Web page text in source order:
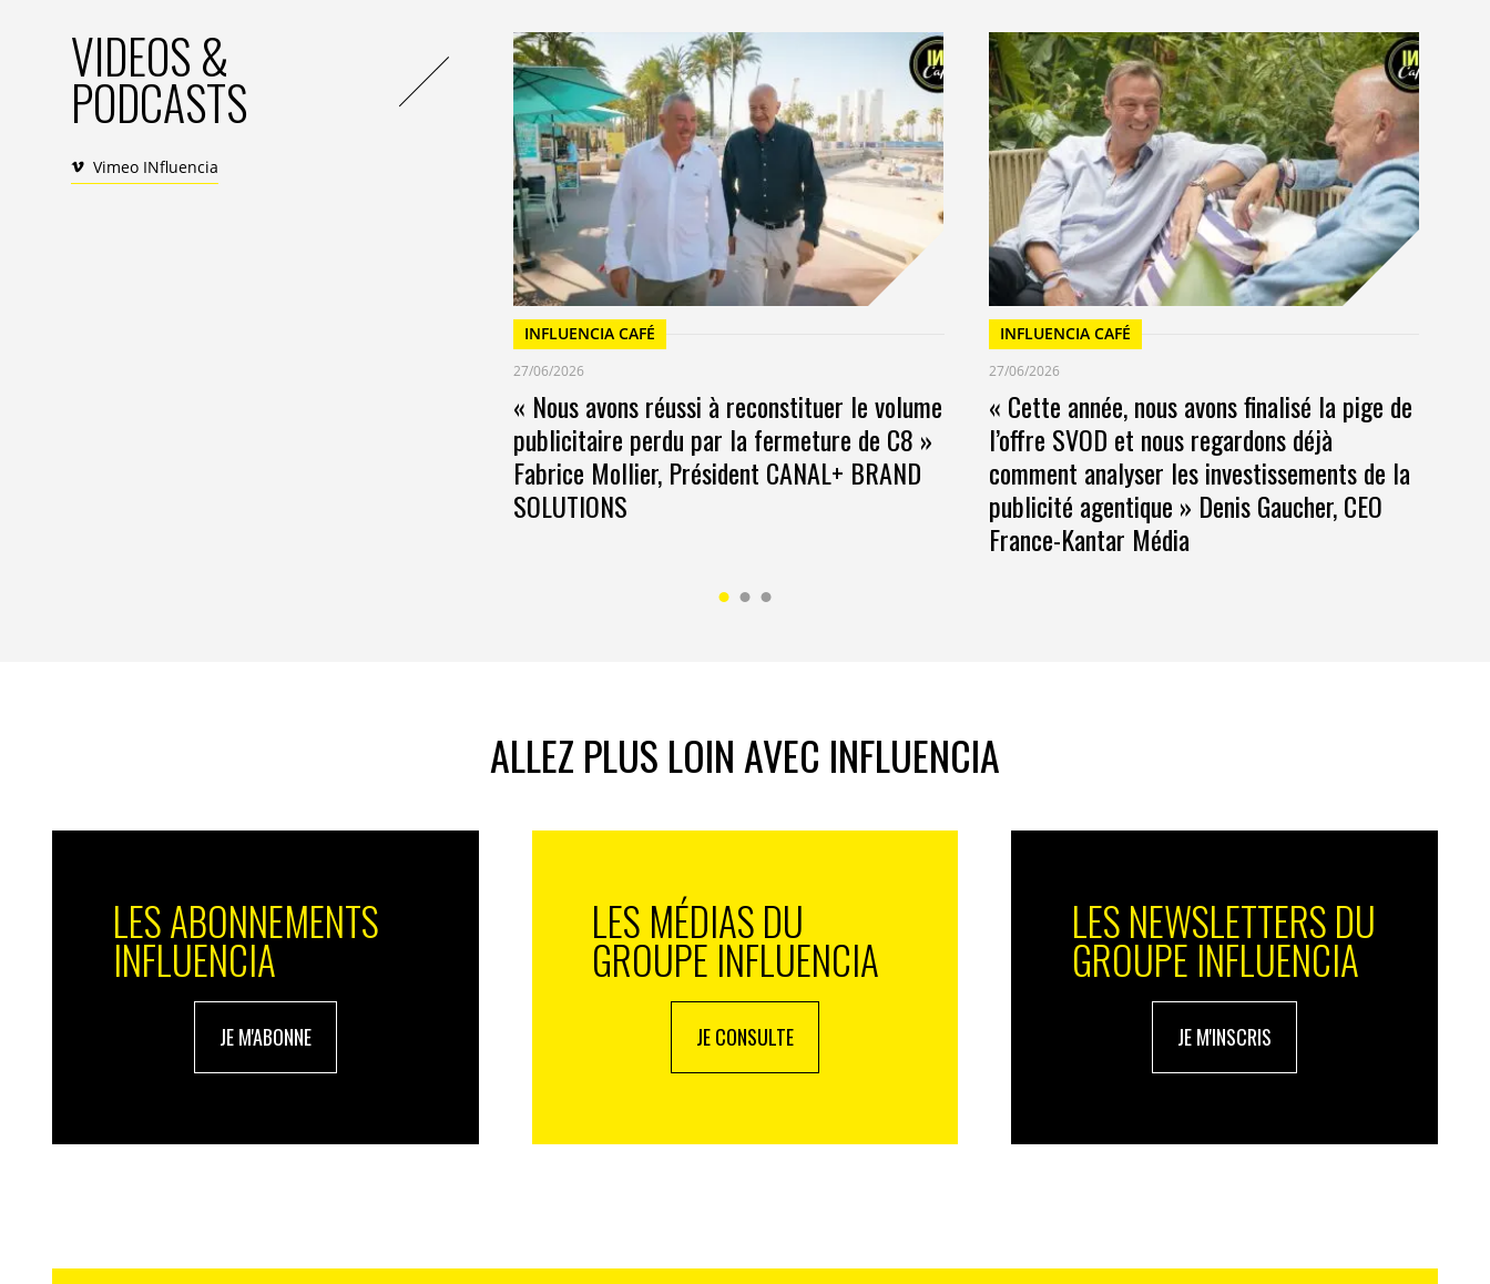
trente ans. Brillant !
Pour Mike McGuire, analyste IT chez la société de conseil Gartner, les produits proposés par F#
sont tout aussi intéressants pour les artistes et les maisons de disque. Ils leur procurent des
données précieuses sur ce qu’écoutent les consommateurs en fonction des régions, chaque
artiste étant enclin à programmer plus de concerts dans une zone géographique où sa
musique est plus populaire. « Je pense qu’on va voir les marques devenir créatives dans leur
interaction avec les gens. Si les artistes en retirent des bénéfices financiers sans avoir le
sentiment que leur intégrité a été spoliée, alors c’est du win-win », poursuit McGuire. Pour
juger de la véracité du propos, laissons le temps au temps comme disait Cervantes.
Benjamin Adler / @BenjaminAdlerLARubrique réalisée en partenariat avec ETO
One’s agit8 ou comment revendiquer en musique !
Votez pour votre son dans le March Music Madness de Gold’s Gym
VIDEOS &
PODCASTS
Vimeo INfluencia
INFLUENCIA CAFÉ
27/06/2026
« Nous avons réussi à reconstituer le volume
publicitaire perdu par la fermeture de C8 »
Fabrice Mollier, Président CANAL+ BRAND
SOLUTIONS
INFLUENCIA CAFÉ
27/06/2026
« Cette année, nous avons finalisé la pige de
l’offre SVOD et nous regardons déjà
comment analyser les investissements de la
publicité agentique » Denis Gaucher, CEO
France-Kantar Média
ALLEZ PLUS LOIN AVEC INFLUENCIA
LES ABONNEMENTS
INFLUENCIA
JE M'ABONNE
LES MÉDIAS DU
GROUPE INFLUENCIA
JE CONSULTE
LES NEWSLETTERS DU
GROUPE INFLUENCIA
JE M'INSCRIS